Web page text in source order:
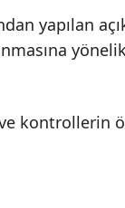
yapılan
kontrollerin